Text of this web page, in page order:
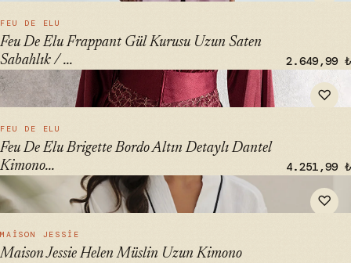
FEU DE ELU
Feu De Elu Frappant Gül Kurusu Uzun Saten
Sabahlık / ...
2.649,99 ₺
♡
" alt="Feu De Elu Brigette Bordo Altın Detaylı Dantel
Kimono - Şık Ev Giyim" loading="lazy">
FEU DE ELU
Feu De Elu Brigette Bordo Altın Detaylı Dantel
Kimono...
4.251,99 ₺
♡
" alt="Maison Jessie Helen Müslin Uzun Kimono Sabahlık
Creme | Şık Ev Giyimi" loading="lazy">
MAISON JESSIE
Maison Jessie Helen Müslin Uzun Kimono